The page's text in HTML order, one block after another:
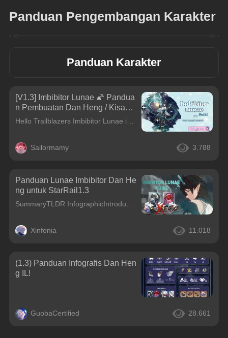
Panduan Pengembangan Karakter
Panduan Karakter
[V1.3] Imbibitor Lunae 🌠 Pandua
n Pembuatan Dan Heng / Kisah
Karakter (ITA-ENG) ◊ Honkai Star
Sailormamy 3.788
Panduan Lunae Imbibitor Dan He
ng untuk StarRail1.3
Xinfonia 11.018
(1.3) Panduan Infografis Dan Hen
g IL!
GuobaCertified 28.661